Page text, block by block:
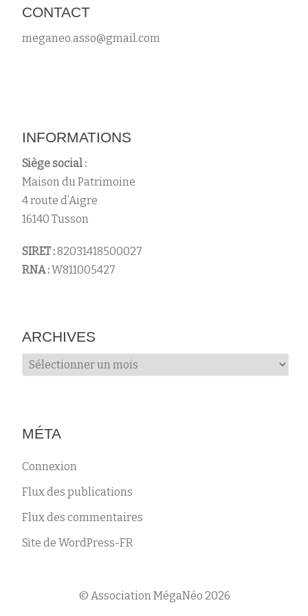
CONTACT
meganeo.asso@gmail.com
INFORMATIONS
Siège social :
Maison du Patrimoine
4 route d’Aigre
16140 Tusson
SIRET :82031418500027
RNA :W811005427
ARCHIVES
Archives
MÉTA
Connexion
Flux des publications
Flux des commentaires
Site de WordPress-FR
© Association MégaNéo 2026